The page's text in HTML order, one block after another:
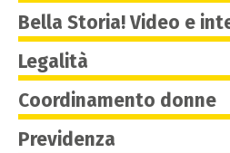
Bella Storia! Video e
Legalità
Coordinamento donne
Previdenza